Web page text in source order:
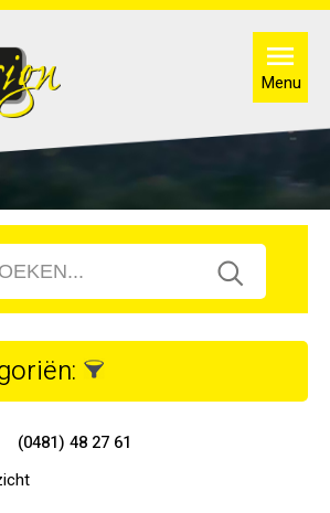
Menu
(0481) 48 27 61